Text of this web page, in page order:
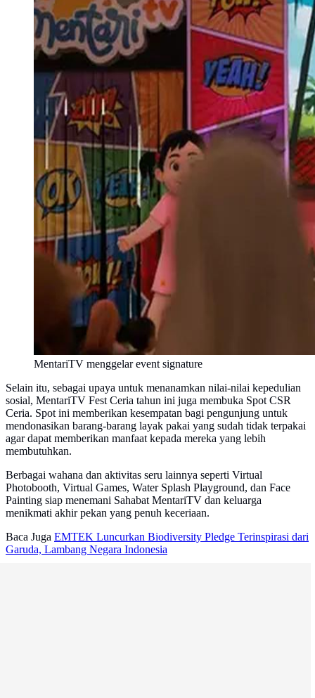
MentariTV menggelar event signature
Selain itu, sebagai upaya untuk menanamkan nilai-nilai kepedulian
sosial, MentariTV Fest Ceria tahun ini juga membuka Spot CSR
Ceria. Spot ini memberikan kesempatan bagi pengunjung untuk
mendonasikan barang-barang layak pakai yang sudah tidak terpakai
agar dapat memberikan manfaat kepada mereka yang lebih
membutuhkan.
Berbagai wahana dan aktivitas seru lainnya seperti Virtual
Photobooth, Virtual Games, Water Splash Playground, dan Face
Painting siap menemani Sahabat MentariTV dan keluarga
menikmati akhir pekan yang penuh keceriaan.
Baca Juga EMTEK Luncurkan Biodiversity Pledge Terinspirasi dari
Garuda, Lambang Negara Indonesia